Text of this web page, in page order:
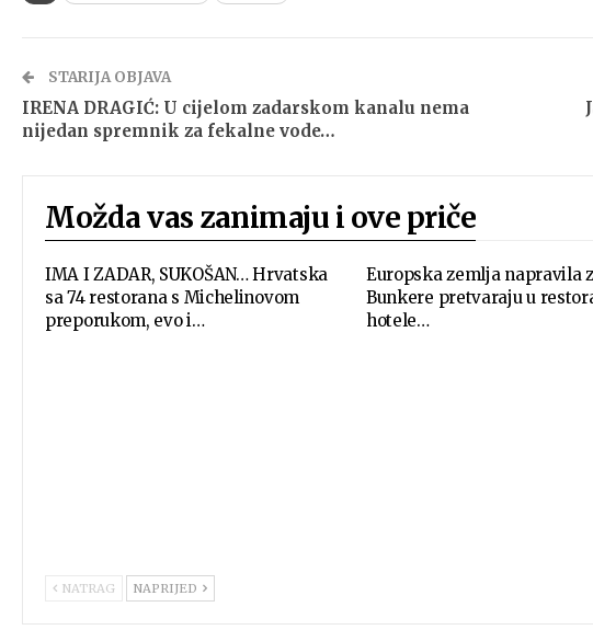
STARIJA OBJAVA
IRENA DRAGIĆ: U cijelom zadarskom kanalu nema
nijedan spremnik za fekalne vode…
Možda vas zanimaju i ove priče
IMA I ZADAR, SUKOŠAN… Hrvatska
sa 74 restorana s Michelinovom
preporukom, evo i…
Europska zemlja napravila
Bunkere pretvaraju u
hotele…
NATRAG NAPRIJED